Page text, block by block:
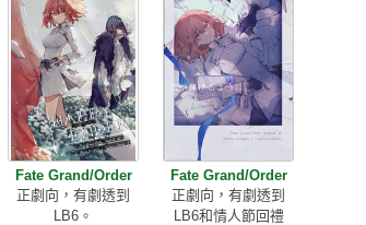
Fate Grand/Order
正劇向，有劇透到
LB6。
Fate Grand/Order
正劇向，有劇透到
LB6和情人節回禮